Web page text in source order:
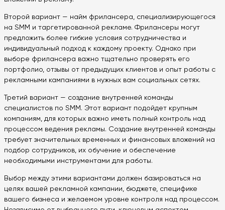
Второй вариант — найм фрилансера, специализирующегося
на SMM и таргетированной рекламе. Фрилансеры могут
предложить более гибкие условия сотрудничества и
индивидуальный подход к каждому проекту. Однако при
выборе фрилансера важно тщательно проверять его
портфолио, отзывы от предыдущих клиентов и опыт работы с
рекламными кампаниями в нужных вам социальных сетях.
Третий вариант — создание внутренней команды
специалистов по SMM. Этот вариант подойдет крупным
компаниям, для которых важно иметь полный контроль над
процессом ведения рекламы. Создание внутренней команды
требует значительных временных и финансовых вложений на
подбор сотрудников, их обучение и обеспечение
необходимыми инструментами для работы.
Выбор между этими вариантами должен базироваться на
целях вашей рекламной кампании, бюджете, специфике
вашего бизнеса и желаемом уровне контроля над процессом.